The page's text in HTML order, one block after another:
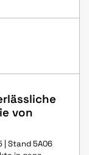
von
| Stand 5A06